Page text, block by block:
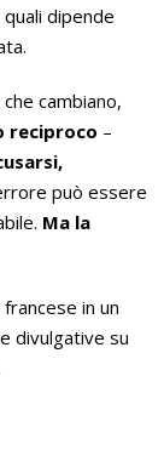
dipende
cambiano,
reciproco –
può essere
Ma la
in un
divulgative su